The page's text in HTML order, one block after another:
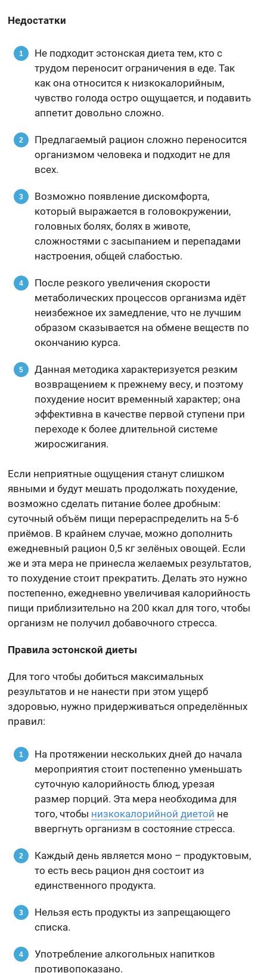
Недостатки
Не подходит эстонская диета тем, кто с
трудом переносит ограничения в еде. Так
как она относится к низкокалорийным,
чувство голода остро ощущается, и подавить
аппетит довольно сложно.
Предлагаемый рацион сложно переносится
организмом человека и подходит не для
всех.
Возможно появление дискомфорта,
который выражается в головокружении,
головных болях, болях в животе,
сложностями с засыпанием и перепадами
настроения, общей слабостью.
После резкого увеличения скорости
метаболических процессов организма идёт
неизбежное их замедление, что не лучшим
образом сказывается на обмене веществ по
окончанию курса.
Данная методика характеризуется резким
возвращением к прежнему весу, и поэтому
похудение носит временный характер; она
эффективна в качестве первой ступени при
переходе к более длительной системе
жиросжигания.
Если неприятные ощущения станут слишком
явными и будут мешать продолжать похудение,
возможно сделать питание более дробным:
суточный объём пищи перераспределить на 5-6
приёмов. В крайнем случае, можно дополнить
ежедневный рацион 0,5 кг зелёных овощей. Если
же и эта мера не принесла желаемых результатов,
то похудение стоит прекратить. Делать это нужно
постепенно, ежедневно увеличивая калорийность
пищи приблизительно на 200 ккал для того, чтобы
организм не получил добавочного стресса.
Правила эстонской диеты
Для того чтобы добиться максимальных
результатов и не нанести при этом ущерб
здоровью, нужно придерживаться определённых
правил:
На протяжении нескольких дней до начала
мероприятия стоит постепенно уменьшать
суточную калорийность блюд, урезая
размер порций. Эта мера необходима для
того, чтобы низкокалорийной диетой не
ввергнуть организм в состояние стресса.
Каждый день является моно – продуктовым,
то есть весь рацион дня состоит из
единственного продукта.
Нельзя есть продукты из запрещающего
списка.
Употребление алкогольных напитков
противопоказано.